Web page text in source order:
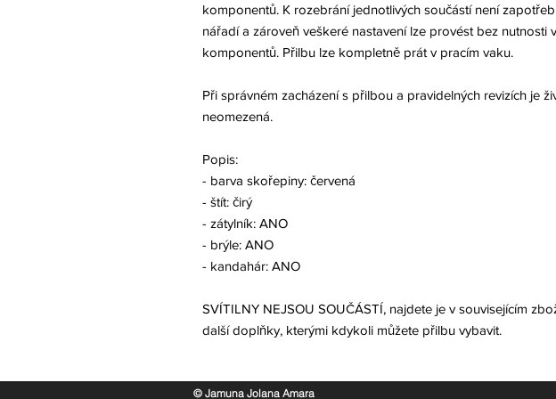
komponentů. K rozebrání jednotlivých součástí není
nářadí a zároveň veškeré nastavení lze provést bez nutnosti
komponentů. Přilbu lze kompletně prát v pracím vaku.
Při správném zacházení s přilbou a pravidelných revizích je
neomezená.
Popis:
- barva skořepiny: červená
- štít: čirý
- zátylník: ANO
- brýle: ANO
- kandahár: ANO
SVÍTILNY NEJSOU SOUČÁSTÍ, najdete je v souvisejícím
další doplňky, kterými kdykoli můžete přilbu vybavit.
© Jamuna Jolana Amara